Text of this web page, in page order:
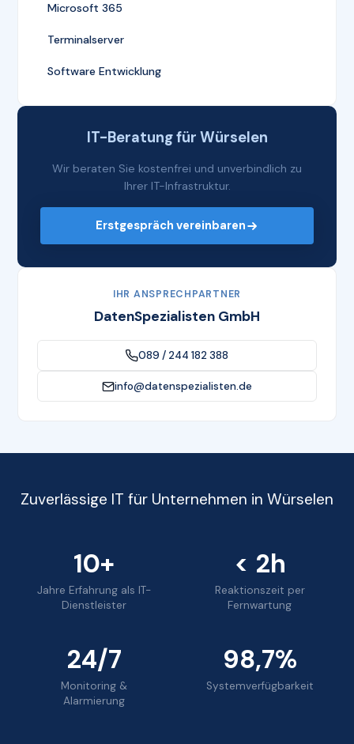
Microsoft 365
Terminalserver
Software Entwicklung
IT-Beratung für Würselen
Wir beraten Sie kostenfrei und unverbindlich zu
Ihrer IT-Infrastruktur.
Erstgespräch vereinbaren
IHR ANSPRECHPARTNER
DatenSpezialisten GmbH
089 / 244 182 388
info@datenspezialisten.de
Zuverlässige IT für Unternehmen in Würselen
10+
Jahre Erfahrung als IT-
Dienstleister
< 2h
Reaktionszeit per
Fernwartung
24/7
Monitoring &
Alarmierung
98,7%
Systemverfügbarkeit